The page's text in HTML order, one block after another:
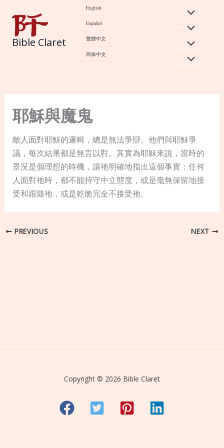
content
Bible Claret
English
Español
繁體中文
简体中文
耶穌與魔鬼
敵人面對耶穌的邏輯，總是無法爭辯。他們與耶穌爭
議，每次結果都是無言以對。其實為耶穌來說，當時的
景況是個理想的時機，讓祂明確地指出這個事實：任何
人面對祂時，都不能持守中立態度，或是毫無保留地接
受和跟隨祂，或是乾脆完全不接受祂。
PREVIOUS NEXT
Copyright © 2026 Bible Claret